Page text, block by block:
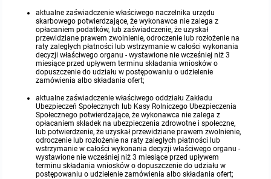
aktualne zaświadczenie właściwego naczelnika urzędu
skarbowego potwierdzające, że wykonawca nie zalega z
opłacaniem podatków, lub zaświadczenie, że uzyskał
przewidziane prawem zwolnienie, odroczenie lub rozłożenie na
raty zaległych płatności lub wstrzymanie w całości wykonania
decyzji właściwego organu - wystawione nie wcześniej niż 3
miesiące przed upływem terminu składania wniosków o
dopuszczenie do udziału w postępowaniu o udzielenie
zamówienia albo składania ofert;
aktualne zaświadczenie właściwego oddziału Zakładu
Ubezpieczeń Społecznych lub Kasy Rolniczego Ubezpieczenia
Społecznego potwierdzające, że wykonawca nie zalega z
opłacaniem składek na ubezpieczenia zdrowotne i społeczne,
lub potwierdzenie, że uzyskał przewidziane prawem zwolnienie,
odroczenie lub rozłożenie na raty zaległych płatności lub
wstrzymanie w całości wykonania decyzji właściwego organu -
wystawione nie wcześniej niż 3 miesiące przed upływem
terminu składania wniosków o dopuszczenie do udziału w
postępowaniu o udzielenie zamówienia albo składania ofert;